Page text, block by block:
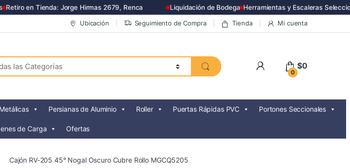
en Tienda: Jorge Hirmas 2679, Renca Liquidación de Bodega Herramientas y Escaleras
Ubicación Seguimiento de Compra Tienda Mi cuenta
0
$0
Persianas de Aluminio Roller Puertas Rápidas PVC Portones Seccionales
de Carga Ofertas
Cajón RV-205 45° Nogal Oscuro Cubre Rollo MGCQ5205